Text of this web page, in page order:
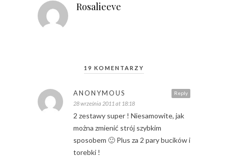
Rosalieeve
19 KOMENTARZY
Reply
ANONYMOUS
28 września 2011 at 18:18
2 zestawy super ! Niesamowite, jak
można zmienić strój szybkim
sposobem 🙂 Plus za 2 pary bucików i
torebki !